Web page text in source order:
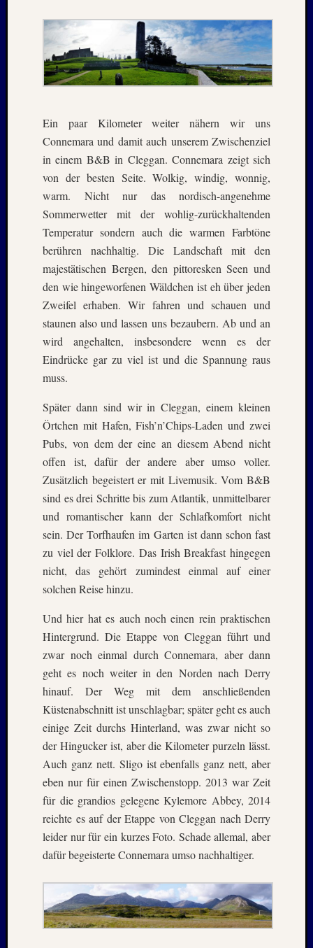
Ein paar Kilometer weiter nähern wir uns
Connemara und damit auch unserem Zwischenziel
in einem B&B in Cleggan. Connemara zeigt sich
von der besten Seite. Wolkig, windig, wonnig,
warm. Nicht nur das nordisch-angenehme
Sommerwetter mit der wohlig-zurückhaltenden
Temperatur sondern auch die warmen Farbtöne
berühren nachhaltig. Die Landschaft mit den
majestätischen Bergen, den pittoresken Seen und
den wie hingeworfenen Wäldchen ist eh über jeden
Zweifel erhaben. Wir fahren und schauen und
staunen also und lassen uns bezaubern. Ab und an
wird angehalten, insbesondere wenn es der
Eindrücke gar zu viel ist und die Spannung raus
muss.
Später dann sind wir in Cleggan, einem kleinen
Örtchen mit Hafen, Fish’n’Chips-Laden und zwei
Pubs, von dem der eine an diesem Abend nicht
offen ist, dafür der andere aber umso voller.
Zusätzlich begeistert er mit Livemusik. Vom B&B
sind es drei Schritte bis zum Atlantik, unmittelbarer
und romantischer kann der Schlafkomfort nicht
sein. Der Torfhaufen im Garten ist dann schon fast
zu viel der Folklore. Das Irish Breakfast hingegen
nicht, das gehört zumindest einmal auf einer
solchen Reise hinzu.
Und hier hat es auch noch einen rein praktischen
Hintergrund. Die Etappe von Cleggan führt und
zwar noch einmal durch Connemara, aber dann
geht es noch weiter in den Norden nach Derry
hinauf. Der Weg mit dem anschließenden
Küstenabschnitt ist unschlagbar; später geht es auch
einige Zeit durchs Hinterland, was zwar nicht so
der Hingucker ist, aber die Kilometer purzeln lässt.
Auch ganz nett. Sligo ist ebenfalls ganz nett, aber
eben nur für einen Zwischenstopp. 2013 war Zeit
für die grandios gelegene Kylemore Abbey, 2014
reichte es auf der Etappe von Cleggan nach Derry
leider nur für ein kurzes Foto. Schade allemal, aber
dafür begeisterte Connemara umso nachhaltiger.